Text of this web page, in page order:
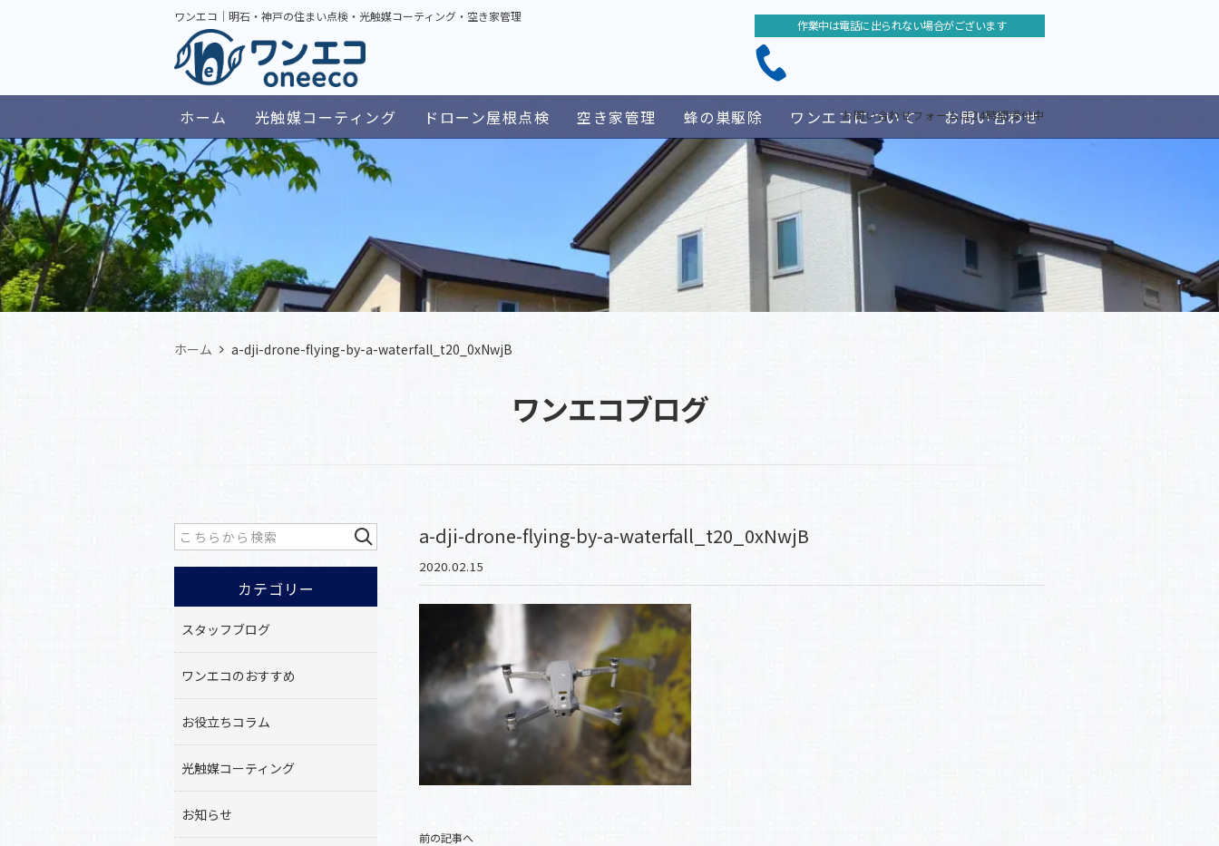
ワンエコ｜明石・神戸の住まい点検・光触媒コーティング・空き家管理
作業中は電話に出られない場合がございます
お問い合わせフォームは24時間受付中
ホーム 光触媒コーティング ドローン屋根点検 空き家管理 蜂の巣駆除 ワンエコについて お問い合わせ
ホーム a-dji-drone-flying-by-a-waterfall_t20_0xNwjB
ワンエコブログ
a-dji-drone-flying-by-a-waterfall_t20_0xNwjB
2020.02.15
前の記事へ
カテゴリー
スタッフブログ
ワンエコのおすすめ
お役立ちコラム
光触媒コーティング
お知らせ